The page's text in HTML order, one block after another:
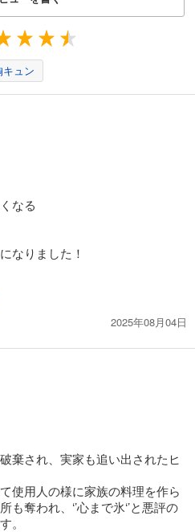
キュン
なる
なりました！
2025年08月04日
棄され、実家も追い出されたヒ
使用人の様に家族の料理を作ら
奪われ、‘’心まで氷‘’と悪評の
。